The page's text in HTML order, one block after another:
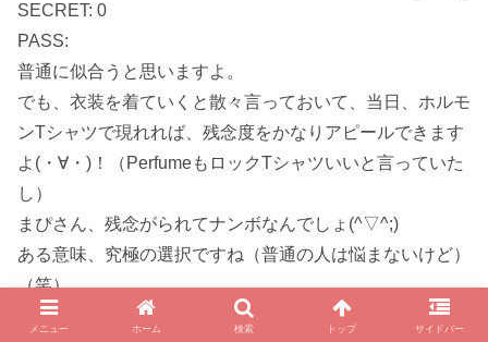
SECRET: 0
PASS:
普通に似合うと思いますよ。
でも、衣装を着ていくと散々言っておいて、当日、ホルモ
ンTシャツで現れれば、残念度をかなりアピールできます
よ(・∀・)！（PerfumeもロックTシャツいいと言っていた
し）
まぴさん、残念がられてナンボなんでしょ(^▽^;)
ある意味、究極の選択ですね（普通の人は悩まないけど）
（笑）
いずれにしても、まぴさんは一応女の子だし、ネット上で
メニュー ホーム 検索 トップ サイドバー